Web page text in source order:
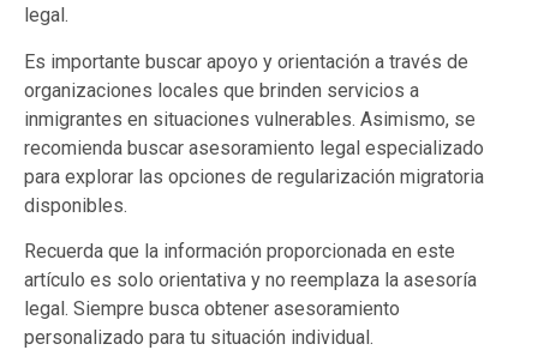
legal.
Es importante buscar apoyo y orientación a través de
organizaciones locales que brinden servicios a
inmigrantes en situaciones vulnerables. Asimismo, se
recomienda buscar asesoramiento legal especializado
para explorar las opciones de regularización migratoria
disponibles.
Recuerda que la información proporcionada en este
artículo es solo orientativa y no reemplaza la asesoría
legal. Siempre busca obtener asesoramiento
personalizado para tu situación individual.